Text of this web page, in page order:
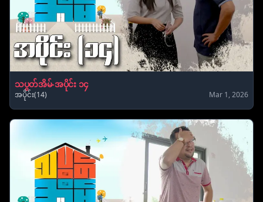
သပွတ်အိမ်-အပိုင်း ၁၄
အပိုင်း(14) Mar 1, 2026